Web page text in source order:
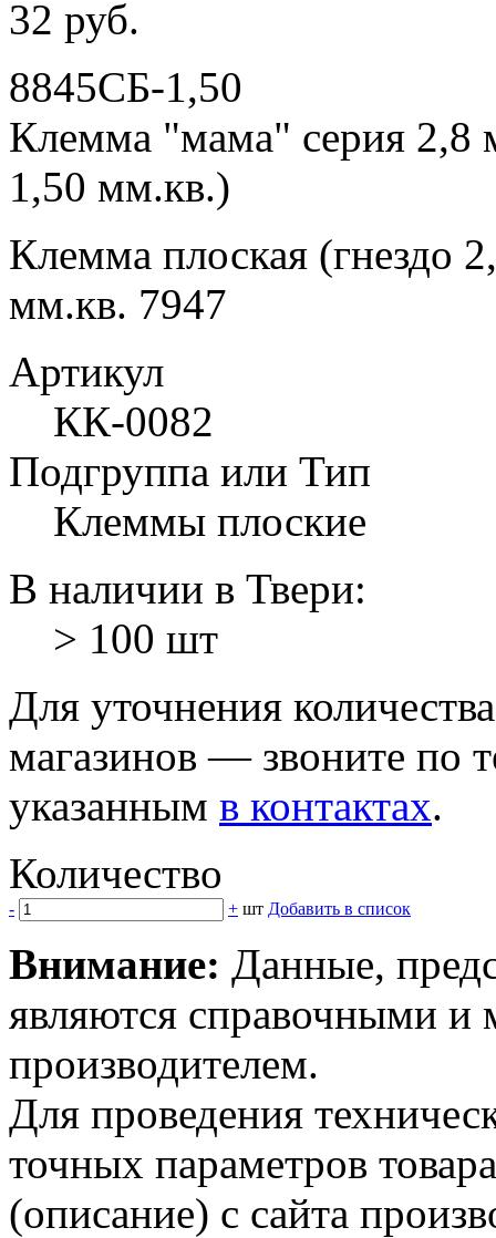
32 руб.
8845СБ-1,50
Клемма "мама" серия 2,8
1,50 мм.кв.)
Клемма плоская (гнездо
мм.кв. 7947
Артикул
КК-0082
Подгруппа или Тип
Клеммы плоские
В наличии в Твери:
> 100 шт
Для уточнения
магазинов — звоните по
указанным в контактах.
Количество
- + шт Добавить в список
Внимание: Данные,
являются справочными и
производителем.
Для проведения
точных параметров
(описание) с сайта